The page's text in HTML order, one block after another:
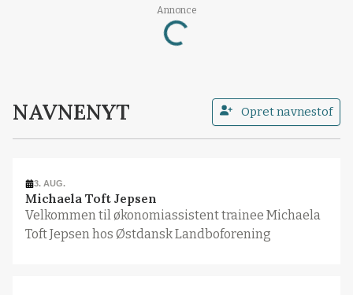
Annonce
Loading...
NAVNENYT Opret navnestof
3. AUG.
Michaela Toft Jepsen
Velkommen til økonomiassistent trainee Michaela
Toft Jepsen hos Østdansk Landboforening